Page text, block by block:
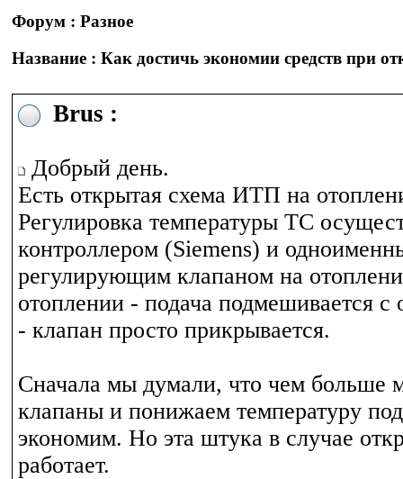
Форум : Разное
Название : Как достичь экономии средств при
Brus :
Добрый день.
Есть открытая схема ИТП на
Регулировка температуры ТС
контроллером (Siemens) и
регулирующим клапаном на
отоплении - подача подмешивается
- клапан просто прикрывается.
Сначала мы думали, что чем больше
клапаны и понижаем температуру
экономим. Но эта штука в случае
работает.